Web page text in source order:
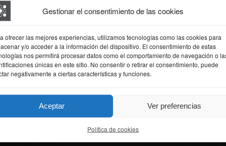
Gestionar el consentimiento de las cookies
ofrecer las mejores experiencias, utilizamos tecnologías como las cookies para
y/o acceder a la información del dispositivo. El consentimiento de estas
nos permitirá procesar datos como el comportamiento de navegación o
únicas en este sitio. No consentir o retirar el consentimiento, puede
negativamente a ciertas características y funciones.
Aceptar Ver preferencias
Política de cookies
que haya instalado WordPress, deberá configurar
control de su servidor.3. Después de configurar la
Esto se puede hacer desde el archivo wp-
de WordPress, deberá elegir un tema para su
de WordPress.5. Después de elegir un tema,
Esto se puede hacer desde el panel de
los plugins necesarios, deberá configurar los
de administración de WordPress.7. Por último,
hacer desde el panel de administración de
su sitio web con WordPress. Esta herramienta
ofrece una gran cantidad de funcionalidades y es